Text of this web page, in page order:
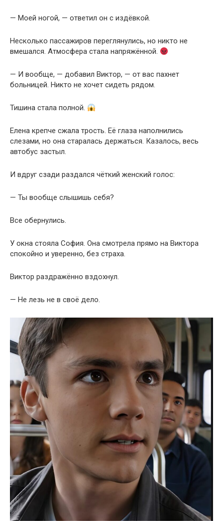
— Моей ногой, — ответил он с издёвкой.
Несколько пассажиров переглянулись, но никто не
вмешался. Атмосфера стала напряжённой.
— И вообще, — добавил Виктор, — от вас пахнет
больницей. Никто не хочет сидеть рядом.
Тишина стала полной.
Елена крепче сжала трость. Её глаза наполнились
слезами, но она старалась держаться. Казалось, весь
автобус застыл.
И вдруг сзади раздался чёткий женский голос:
— Ты вообще слышишь себя?
Все обернулись.
У окна стояла София. Она смотрела прямо на Виктора
спокойно и уверенно, без страха.
Виктор раздражённо вздохнул.
— Не лезь не в своё дело.